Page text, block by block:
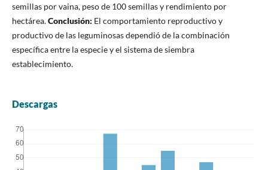
semillas por vaina, peso de 100 semillas y rendimiento por
hectárea.Conclusión: El comportamiento reproductivo y
productivo de las leguminosas dependió de la combinación
específica entre la especie y el sistema de siembra
establecimiento.
Descargas